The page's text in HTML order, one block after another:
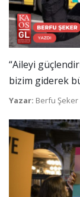
“Aileyi
bizim giderek
Yazar: Berfu Şeker